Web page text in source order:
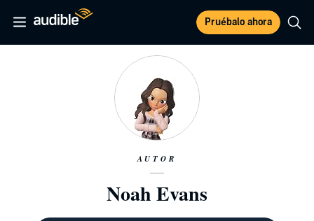
Pruébalo ahora
AUTOR
Noah Evans